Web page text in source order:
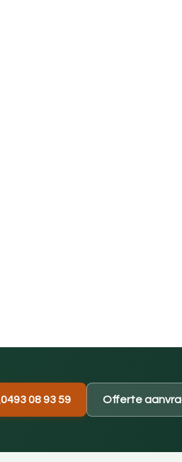
0493 08 93 59 Offerte